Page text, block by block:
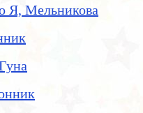
Я, Мельникова